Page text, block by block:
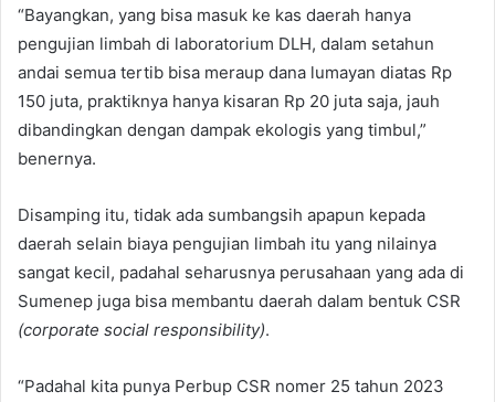
“Bayangkan, yang bisa masuk ke kas daerah hanya
pengujian limbah di laboratorium DLH, dalam setahun
andai semua tertib bisa meraup dana lumayan diatas Rp
150 juta, praktiknya hanya kisaran Rp 20 juta saja, jauh
dibandingkan dengan dampak ekologis yang timbul,”
benernya.
Disamping itu, tidak ada sumbangsih apapun kepada
daerah selain biaya pengujian limbah itu yang nilainya
sangat kecil, padahal seharusnya perusahaan yang ada di
Sumenep juga bisa membantu daerah dalam bentuk CSR
(corporate social responsibility).
“Padahal kita punya Perbup CSR nomer 25 tahun 2023